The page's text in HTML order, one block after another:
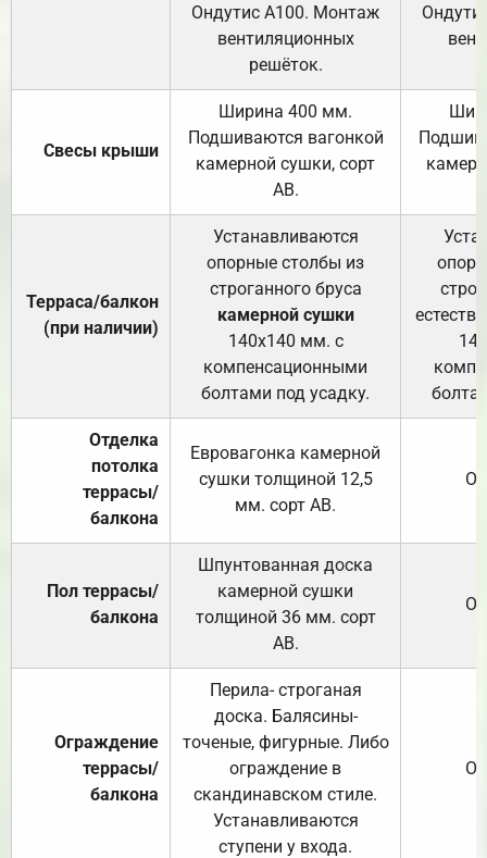
Ондутис А100. Монтаж
вентиляционных
решёток.
Свесы крыши
Ширина 400 мм.
Подшиваются вагонкой
камерной сушки, сорт
АВ.
Терраса/балкон
(при наличии)
Устанавливаются
опорные столбы из
строганного бруса
камерной сушки
140х140 мм. с
компенсационными
болтами под усадку.
Отделка
потолка
террасы/
балкона
Евровагонка камерной
сушки толщиной 12,5
мм. сорт АВ.
Пол террасы/
балкона
Шпунтованная доска
камерной сушки
толщиной 36 мм. сорт
АВ.
Ограждение
террасы/
балкона
Перила- строганая
доска. Балясины-
точеные, фигурные. Либо
ограждение в
скандинавском стиле.
Устанавливаются
ступени у входа.